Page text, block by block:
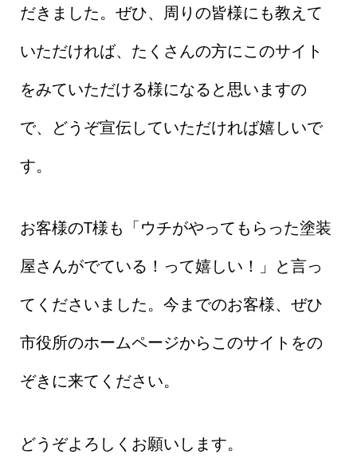
だきました。ぜひ、周りの皆様にも教えて
いただければ、たくさんの方にこのサイト
をみていただける様になると思いますの
で、どうぞ宣伝していただければ嬉しいで
す。
お客様のT様も「ウチがやってもらった塗装
屋さんがでている！って嬉しい！」と言っ
てくださいました。今までのお客様、ぜひ
市役所のホームページからこのサイトをの
ぞきに来てください。
どうぞよろしくお願いします。